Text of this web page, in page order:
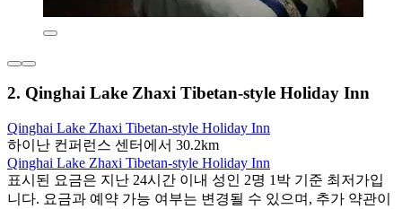
2. Qinghai Lake Zhaxi Tibetan-style Holiday Inn
Qinghai Lake Zhaxi Tibetan-style Holiday Inn
하이난 컨퍼런스 센터에서 30.2km
Qinghai Lake Zhaxi Tibetan-style Holiday Inn
표시된 요금은 지난 24시간 이내 성인 2명 1박 기준 최저가입
니다. 요금과 예약 가능 여부는 변경될 수 있으며, 추가 약관이